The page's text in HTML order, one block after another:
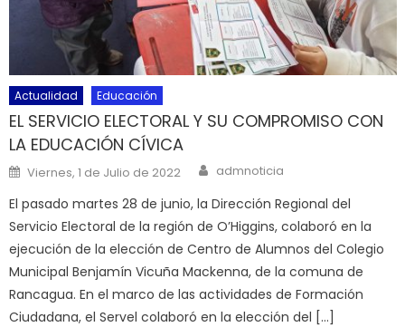
Actualidad Educación
EL SERVICIO ELECTORAL Y SU COMPROMISO CON
LA EDUCACIÓN CÍVICA
Posted on
Viernes, 1 de Julio de 2022 Author
admnoticia
El pasado martes 28 de junio, la Dirección Regional del
Servicio Electoral de la región de O’Higgins, colaboró en la
ejecución de la elección de Centro de Alumnos del Colegio
Municipal Benjamín Vicuña Mackenna, de la comuna de
Rancagua. En el marco de las actividades de Formación
Ciudadana, el Servel colaboró en la elección del […]